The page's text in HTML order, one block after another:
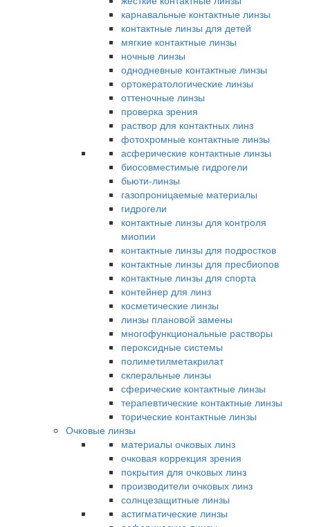
карнавальные контактные линзы
контактные линзы для детей
мягкие контактные линзы
ночные линзы
однодневные контактные линзы
ортокератологические линзы
оттеночные линзы
проверка зрения
раствор для контактных линз
фотохромные контактные линзы
асферические контактные линзы
биосовместимые гидрогели
бьюти-линзы
газопроницаемые материалы
гидрогели
контактные линзы для контроля
миопии
контактные линзы для подростков
контактные линзы для пресбиопов
контактные линзы для спорта
контейнер для линз
косметические линзы
линзы плановой замены
многофункциональные растворы
пероксидные системы
полиметилметакрилат
склеральные линзы
сферические контактные линзы
терапевтические контактные линзы
торические контактные линзы
Очковые линзы
материалы очковых линз
очковая коррекция зрения
покрытия для очковых линз
производители очковых линз
солнцезащитные линзы
астигматические линзы